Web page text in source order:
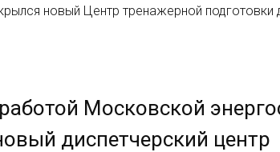
новый Центр тренажерной подготовки
Московской
диспетчерский центр